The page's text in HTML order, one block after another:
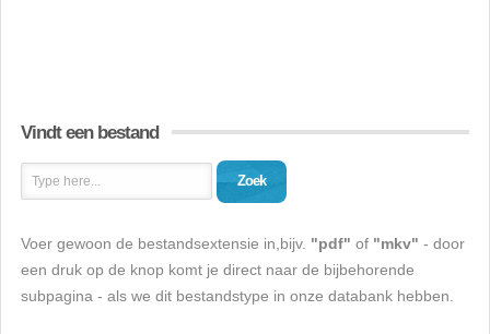
Vindt een bestand
Zoek
Voer gewoon de bestandsextensie in,bijv. "pdf" of "mkv" - door
een druk op de knop komt je direct naar de bijbehorende
subpagina - als we dit bestandstype in onze databank hebben.